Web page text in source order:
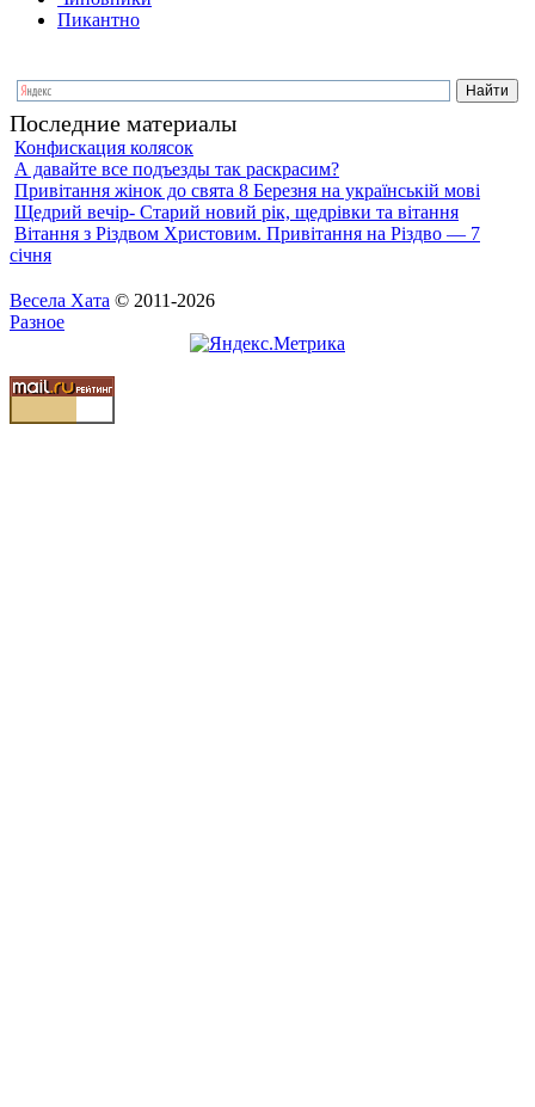
Пикантно
Последние материалы
Конфискация колясок
А давайте все подъезды так раскрасим?
Привітання жінок до свята 8 Березня на українській мові
Щедрий вечір- Старий новий рік, щедрівки та вітання
Вітання з Різдвом Христовим. Привітання на Різдво — 7
січня
Весела Хата © 2011-2026
Разное